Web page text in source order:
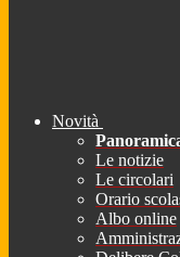
Novità
Le notizie
Le circolari
Orario
Albo online